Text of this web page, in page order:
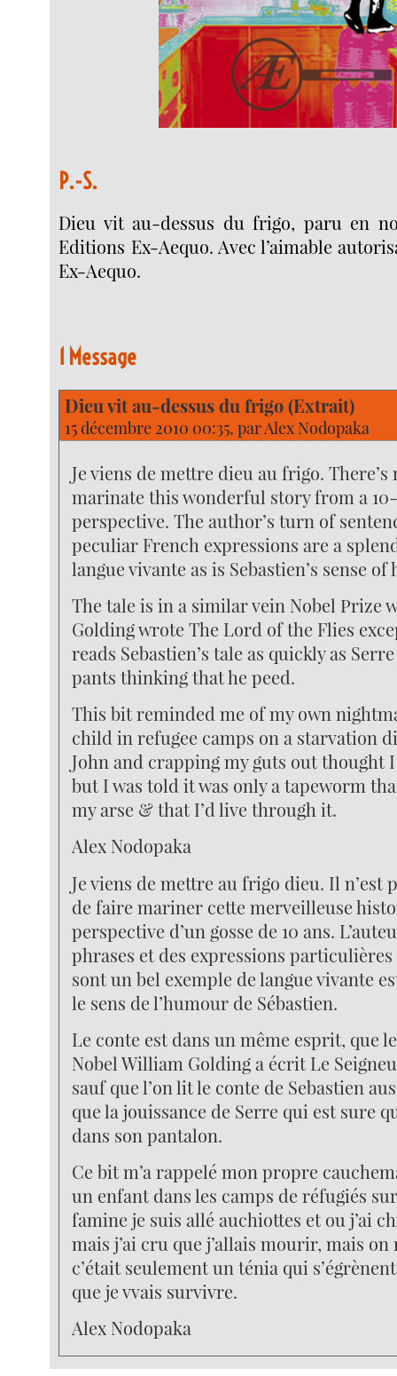
P.-S.
Dieu vit au-dessus du frigo, paru en
Editions Ex-Aequo. Avec l’aimable
Ex-Aequo.
1 Message
Dieu vit au-dessus du frigo (Extrait)
15 décembre 2010 00:35, parAlex Nodopaka
Je viens de mettre dieu au frigo. There’s
marinate this wonderful story from a
perspective. The author’s turn of
peculiar French expressions are a
langue vivante as is Sebastien’s sense of
The tale is in a similar vein Nobel Prize
Golding wrote The Lord of the Flies
reads Sebastien’s tale as quickly as
pants thinking that he peed.
This bit reminded me of my own
child in refugee camps on a starvation
John and crapping my guts out thought
but I was told it was only a tapeworm
my arse & that I’d live through it.
Alex Nodopaka
Je viens de mettre au frigo dieu. Il n’est
de faire mariner cette merveilleuse
perspective d’un gosse de 10 ans.
phrases et des expressions
sont un bel exemple de langue vivante
le sens de l’humour de Sébastien.
Le conte est dans un même esprit, que
Nobel William Golding a écrit Le
sauf que l’on lit le conte de Sebastien
que la jouissance de Serre qui est sure
dans son pantalon.
Ce bit m’a rappelé mon propre
un enfant dans les camps de réfugiés
famine je suis allé auchiottes et ou j’ai
mais j’ai cru que j’allais mourir, mais on
c’était seulement un ténia qui
que je vvais survivre.
Alex Nodopaka